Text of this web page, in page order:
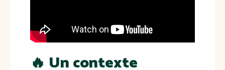
🔥 Un contexte